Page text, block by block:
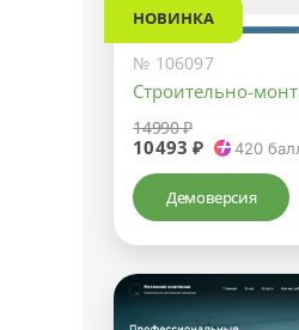
НОВИНКА
№ 106097
Строительно-
14990 ₽
10493 ₽ 420
Демоверсия